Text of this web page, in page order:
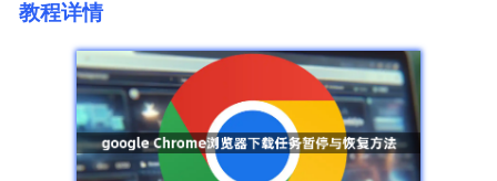
教程详情